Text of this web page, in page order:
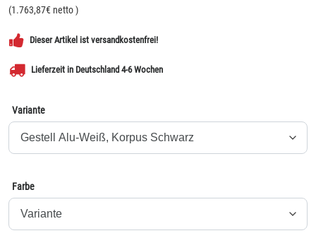
(1.763,87€ netto)
Dieser Artikel ist versandkostenfrei!
Lieferzeit in Deutschland 4-6 Wochen
Variante
Farbe